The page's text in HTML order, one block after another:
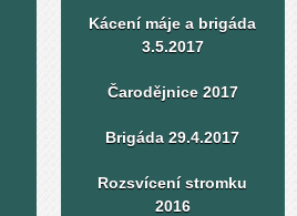
Kácení máje a brigáda
3.5.2017
Čarodějnice 2017
Brigáda 29.4.2017
Rozsvícení stromku
2016